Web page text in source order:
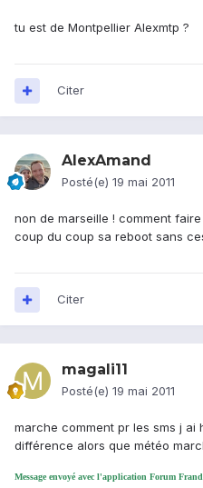
tu est de Montpellier Alexmtp ?
Citer
AlexAmand
Posté(e) 19 mai 2011
non de marseille ! comment
coup du coup sa reboot sans
Citer
magali11
Posté(e) 19 mai 2011
marche comment pr les sms j ai
différence alors que météo
Message envoyé avec l'application Forum